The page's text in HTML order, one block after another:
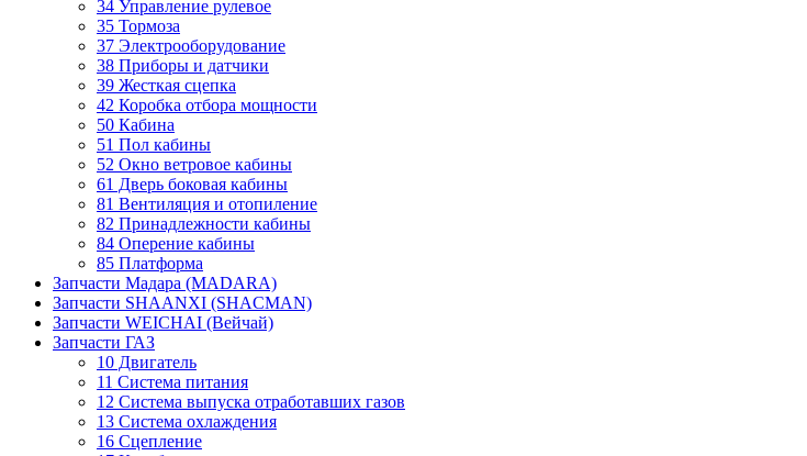
34 Управление рулевое
35 Тормоза
37 Электрооборудование
38 Приборы и датчики
39 Жесткая сцепка
42 Коробка отбора мощности
50 Кабина
51 Пол кабины
52 Окно ветровое кабины
61 Дверь боковая кабины
81 Вентиляция и отопиление
82 Принадлежности кабины
84 Оперение кабины
85 Платформа
Запчасти Мадара (MADARA)
Запчасти SHAANXI (SHACMAN)
Запчасти WEICHAI (Вейчай)
Запчасти ГАЗ
10 Двигатель
11 Система питания
12 Система выпуска отработавших газов
13 Система охлаждения
16 Сцепление